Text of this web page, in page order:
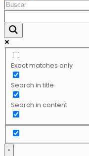
Exact matches only
Search in title
Search in content